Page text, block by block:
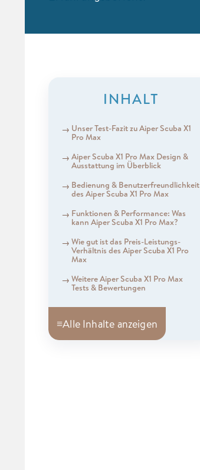
INHALT
Unser Test-Fazit zu Aiper Scuba X1
Pro Max
Aiper Scuba X1 Pro Max Design &
Ausstattung im Überblick
Bedienung & Benutzerfreundlichkeit
des Aiper Scuba X1 Pro Max
Funktionen & Performance: Was
kann Aiper Scuba X1 Pro Max?
Wie gut ist das Preis-Leistungs-
Verhältnis des Aiper Scuba X1 Pro
Max
Weitere Aiper Scuba X1 Pro Max
Tests & Bewertungen
≡Alle Inhalte anzeigen